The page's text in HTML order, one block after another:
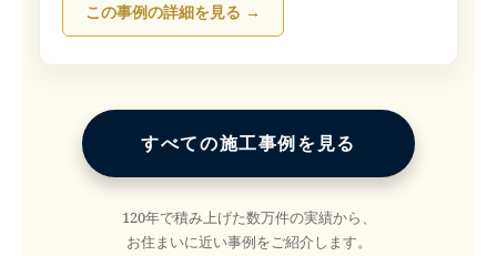
この事例の詳細を見る →
すべての施工事例を見る
120年で積み上げた数万件の実績から、
お住まいに近い事例をご紹介します。